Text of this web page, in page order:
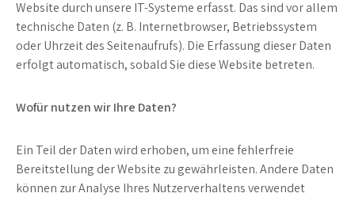
Website durch unsere IT-Systeme erfasst. Das sind vor allem
technische Daten (z. B. Internetbrowser, Betriebssystem
oder Uhrzeit des Seitenaufrufs). Die Erfassung dieser Daten
erfolgt automatisch, sobald Sie diese Website betreten.
Wofür nutzen wir Ihre Daten?
Ein Teil der Daten wird erhoben, um eine fehlerfreie
Bereitstellung der Website zu gewährleisten. Andere Daten
können zur Analyse Ihres Nutzerverhaltens verwendet